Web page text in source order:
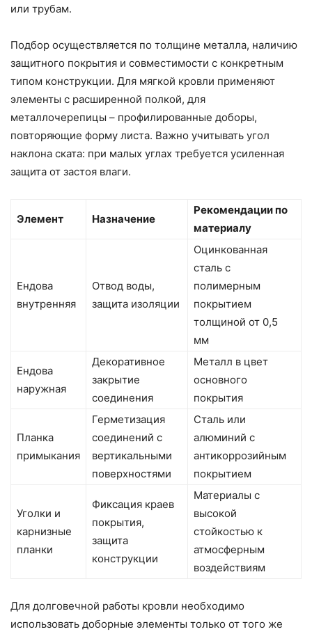
или трубам.
Подбор осуществляется по толщине металла, наличию
защитного покрытия и совместимости с конкретным
типом конструкции. Для мягкой кровли применяют
элементы с расширенной полкой, для
металлочерепицы – профилированные доборы,
повторяющие форму листа. Важно учитывать угол
наклона ската: при малых углах требуется усиленная
защита от застоя влаги.
Элемент Назначение
Рекомендации по
материалу
Ендова
внутренняя
Отвод воды,
защита изоляции
Оцинкованная
сталь с
полимерным
покрытием
толщиной от 0,5
мм
Ендова
наружная
Декоративное
закрытие
соединения
Металл в цвет
основного
покрытия
Планка
примыкания
Герметизация
соединений с
вертикальными
поверхностями
Сталь или
алюминий с
антикоррозийным
покрытием
Уголки и
карнизные
планки
Фиксация краев
покрытия,
защита
конструкции
Материалы с
высокой
стойкостью к
атмосферным
воздействиям
Для долговечной работы кровли необходимо
использовать доборные элементы только от того же